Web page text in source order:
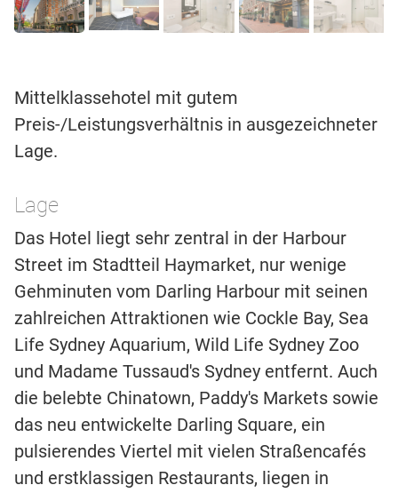
Mittelklassehotel mit gutem
Preis-/Leistungsverhältnis in ausgezeichneter
Lage.
Lage
Das Hotel liegt sehr zentral in der Harbour
Street im Stadtteil Haymarket, nur wenige
Gehminuten vom Darling Harbour mit seinen
zahlreichen Attraktionen wie Cockle Bay, Sea
Life Sydney Aquarium, Wild Life Sydney Zoo
und Madame Tussaud's Sydney entfernt. Auch
die belebte Chinatown, Paddy's Markets sowie
das neu entwickelte Darling Square, ein
pulsierendes Viertel mit vielen Straßencafés
und erstklassigen Restaurants, liegen in